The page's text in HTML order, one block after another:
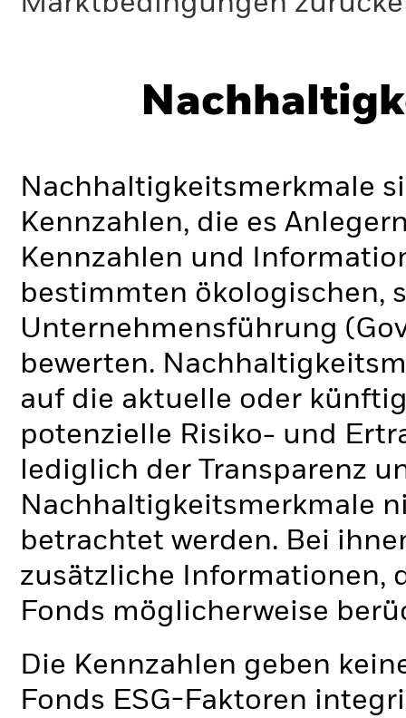
Nachhaltigkeitsmerkmale
Kennzahlen, die es
Kennzahlen und
bestimmten ökologischen,
Unternehmensführung
bewerten.
auf die aktuelle oder
potenzielle Risiko- und
lediglich der Transparenz
Nachhaltigkeitsmerkmale
betrachtet werden. Bei
zusätzliche Informationen,
Fonds möglicherweise
Die Kennzahlen geben
Fonds ESG-Faktoren